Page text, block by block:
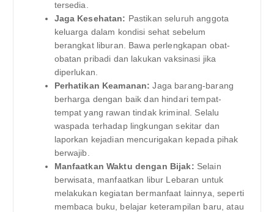
tersedia.
Jaga Kesehatan: Pastikan seluruh anggota
keluarga dalam kondisi sehat sebelum
berangkat liburan. Bawa perlengkapan obat-
obatan pribadi dan lakukan vaksinasi jika
diperlukan.
Perhatikan Keamanan: Jaga barang-barang
berharga dengan baik dan hindari tempat-
tempat yang rawan tindak kriminal. Selalu
waspada terhadap lingkungan sekitar dan
laporkan kejadian mencurigakan kepada pihak
berwajib.
Manfaatkan Waktu dengan Bijak: Selain
berwisata, manfaatkan libur Lebaran untuk
melakukan kegiatan bermanfaat lainnya, seperti
membaca buku, belajar keterampilan baru, atau